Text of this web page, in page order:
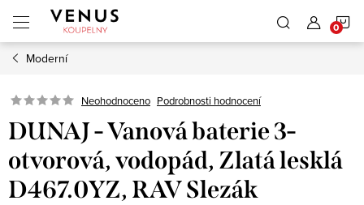
obsah
Moderní
Neohodnoceno Podrobnosti hodnocení
DUNAJ - Vanová baterie 3-
otvorová, vodopád, Zlatá lesklá
D467.0YZ, RAV Slezák